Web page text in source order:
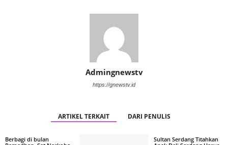
Admingnewstv
https://gnewstv.id
ARTIKEL TERKAIT DARI PENULIS
Berbagi di bulan
Sultan Serdang Titahkan